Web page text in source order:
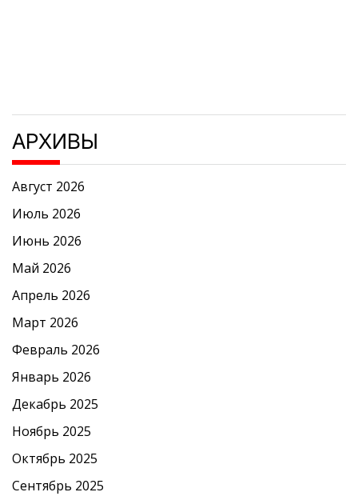
АРХИВЫ
Август 2026
Июль 2026
Июнь 2026
Май 2026
Апрель 2026
Март 2026
Февраль 2026
Январь 2026
Декабрь 2025
Ноябрь 2025
Октябрь 2025
Сентябрь 2025